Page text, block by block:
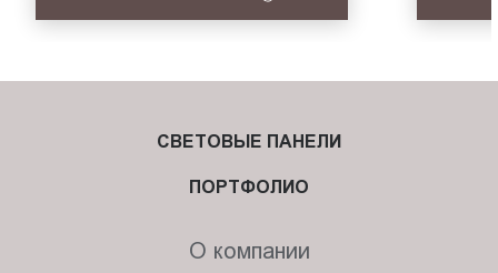
СВЕТОВЫЕ ПАНЕЛИ
ПОРТФОЛИО
О компании